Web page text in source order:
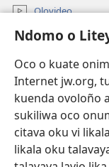
Ndomo o
Oco o kuate
Internet jw.org,
kuenda ovoloño
sukiliwa oco
citava oku vi
likala oku
Olovideo
Videos with Audio
Sandiliya
Ekuatiso
Olombanjaile
(yikula
onjanela
yokaliye)OCISELEKO